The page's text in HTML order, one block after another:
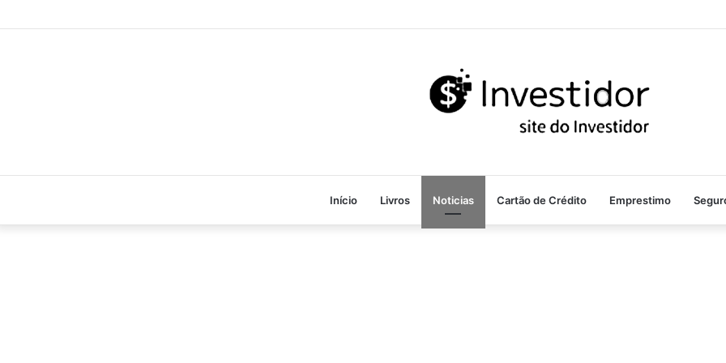
Início Livros Noticias Cartão de Crédito Emprestimo